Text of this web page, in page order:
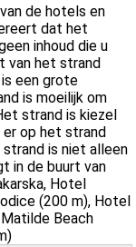
de hotels en
dat het
inhoud die u
van het strand
een grote
is moeilijk om
strand is kiezel
op het strand
is niet alleen
in de buurt van
Hotel
(200 m), Hotel
Beach